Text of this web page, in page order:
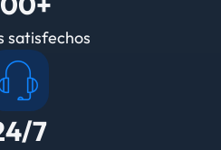
satisfechos
7